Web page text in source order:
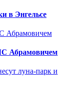
в Энгельсе
Абрамовичем